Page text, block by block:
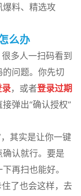
爆料、精选攻
么办
多人一扫码看到
问题。你先切
录，或者登录过期
弹出“确认授权”
其实是让你一键
认就行。要是
再扫也能好。
了也会这样，去